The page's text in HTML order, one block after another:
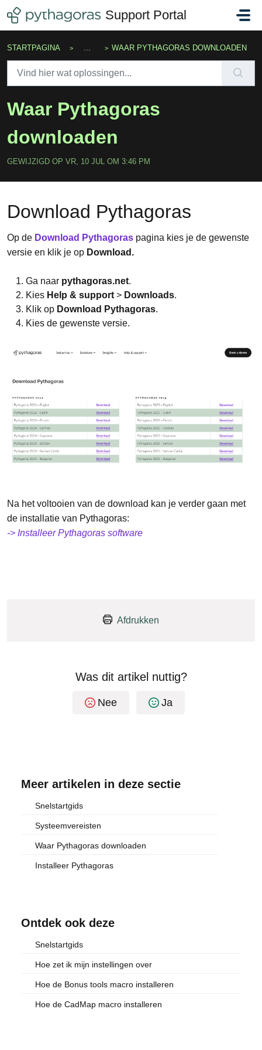
Doorgaan naar hoofdinhoud
Support Portal
STARTPAGINA ... WAAR PYTHAGORAS DOWNLOADEN
Waar Pythagoras
downloaden
GEWIJZIGD OP VR, 10 JUL OM 3:46 PM
Download Pythagoras
Op de Download Pythagoras pagina kies je de gewenste
versie en klik je op Download.
Ga naar pythagoras.net.
Kies Help & support > Downloads.
Klik op Download Pythagoras.
Kies de gewenste versie.
Na het voltooien van de download kan je verder gaan met
de installatie van Pythagoras:
-> Installeer Pythagoras software
Afdrukken
Was dit artikel nuttig?
Nee Ja
Meer artikelen in deze sectie
Snelstartgids
Systeemvereisten
Waar Pythagoras downloaden
Installeer Pythagoras
Ontdek ook deze
Snelstartgids
Hoe zet ik mijn instellingen over
Hoe de Bonus tools macro installeren
Hoe de CadMap macro installeren